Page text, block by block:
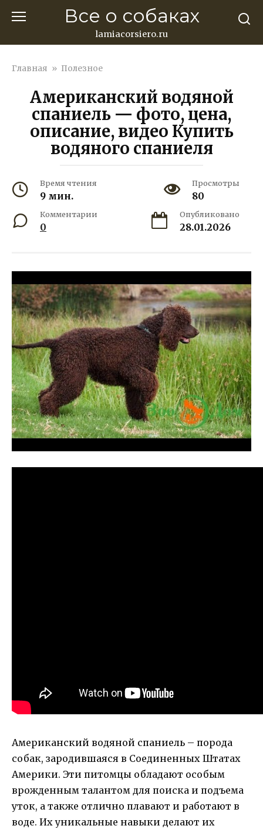
Все о собаках
lamiacorsiero.ru
Главная » Полезное
Американский водяной
спаниель — фото, цена,
описание, видео Купить
водяного спаниеля
Время чтения
9 мин.
Просмотры
80
Комментарии
0
Опубликовано
28.01.2026
Американский водяной спаниель – порода
собак, зародившаяся в Соединенных Штатах
Америки. Эти питомцы обладают особым
врожденным талантом для поиска и подъема
уток, а также отлично плавают и работают в
воде. Их уникальные навыки делают их